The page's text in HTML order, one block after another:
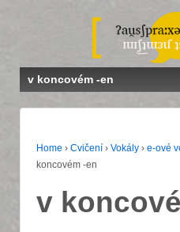
v koncovém -en
Home › Cvičení › Vokály › e-ové
koncovém -en
v